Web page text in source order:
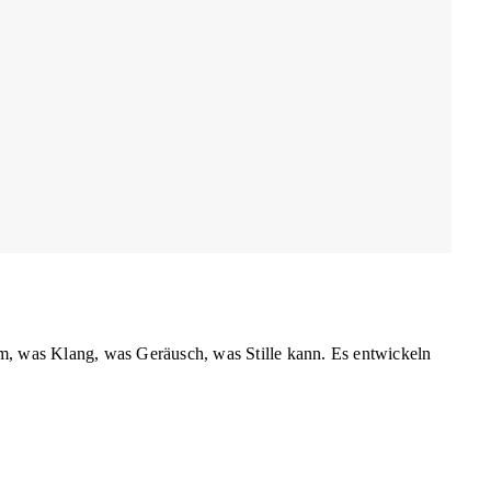
was Klang, was Geräusch, was Stille kann. Es entwickeln